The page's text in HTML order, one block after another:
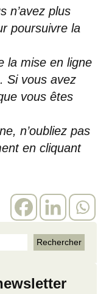
n’avez plus
poursuivre la
la mise en ligne
Si vous avez
vous êtes
n’oubliez pas
en cliquant